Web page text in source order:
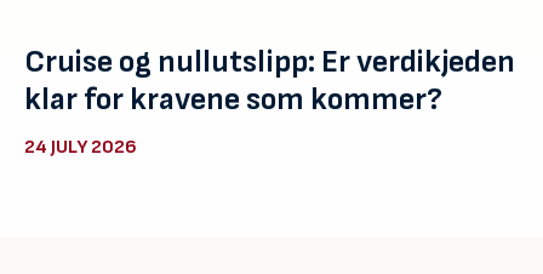
Cruise og nullutslipp: Er verdikjeden
klar for kravene som kommer?
24 JULY 2026